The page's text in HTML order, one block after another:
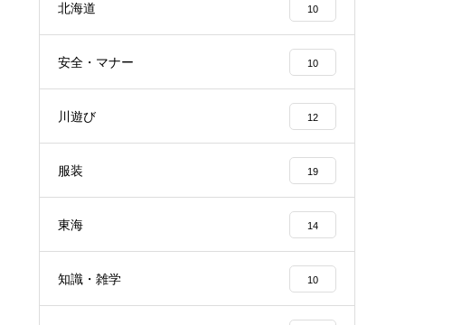
北海道 10
安全・マナー 10
川遊び 12
服装 19
東海 14
知識・雑学 10